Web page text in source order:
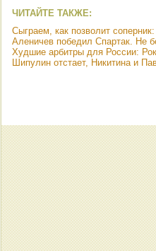
ЧИТАЙТЕ ТАКЖЕ:
Сыграем, как позволит
Аленичев победил Спартак. Не
Худшие арбитры для России:
Шипулин отстает, Никитина и